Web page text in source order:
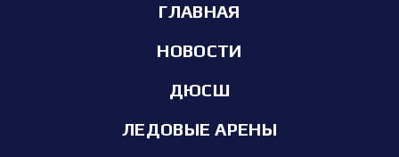
ГЛАВНАЯ
НОВОСТИ
ДЮСШ
ЛЕДОВЫЕ АРЕНЫ